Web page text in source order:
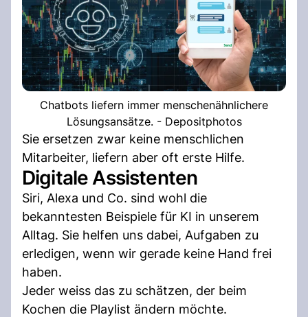
Chatbots liefern immer menschenähnlichere
Lösungsansätze. - Depositphotos
Sie ersetzen zwar keine menschlichen
Mitarbeiter, liefern aber oft erste Hilfe.
Digitale Assistenten
Siri, Alexa und Co. sind wohl die
bekanntesten Beispiele für KI in unserem
Alltag. Sie helfen uns dabei, Aufgaben zu
erledigen, wenn wir gerade keine Hand frei
haben.
Jeder weiss das zu schätzen, der beim
Kochen die Playlist ändern möchte.